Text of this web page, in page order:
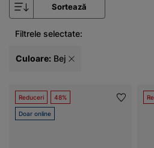
Sortează
Filtrele selectate:
Culoare: Bej
Reduceri 48%
Doar online